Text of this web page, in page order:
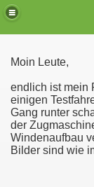
Cross RC MAN
Moin Leute,
endlich ist mein
einigen
Gang runter
der
Windenaufbau
Bilder sind wie